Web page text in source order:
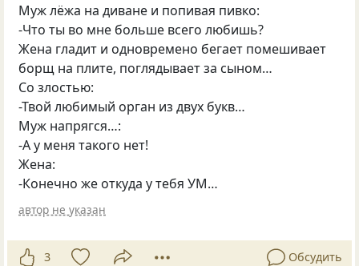
Муж лёжа на диване и попивая пивко:
-Что ты во мне больше всего любишь?
Жена гладит и одновремено бегает помешивает
борщ на плите, поглядывает за сыном…
Со злостью:
-Твой любимый орган из двух букв…
Муж напрягся…:
-А у меня такого нет!
Жена:
-Конечно же откуда у тебя УМ…
автор не указан
3 Обсудить